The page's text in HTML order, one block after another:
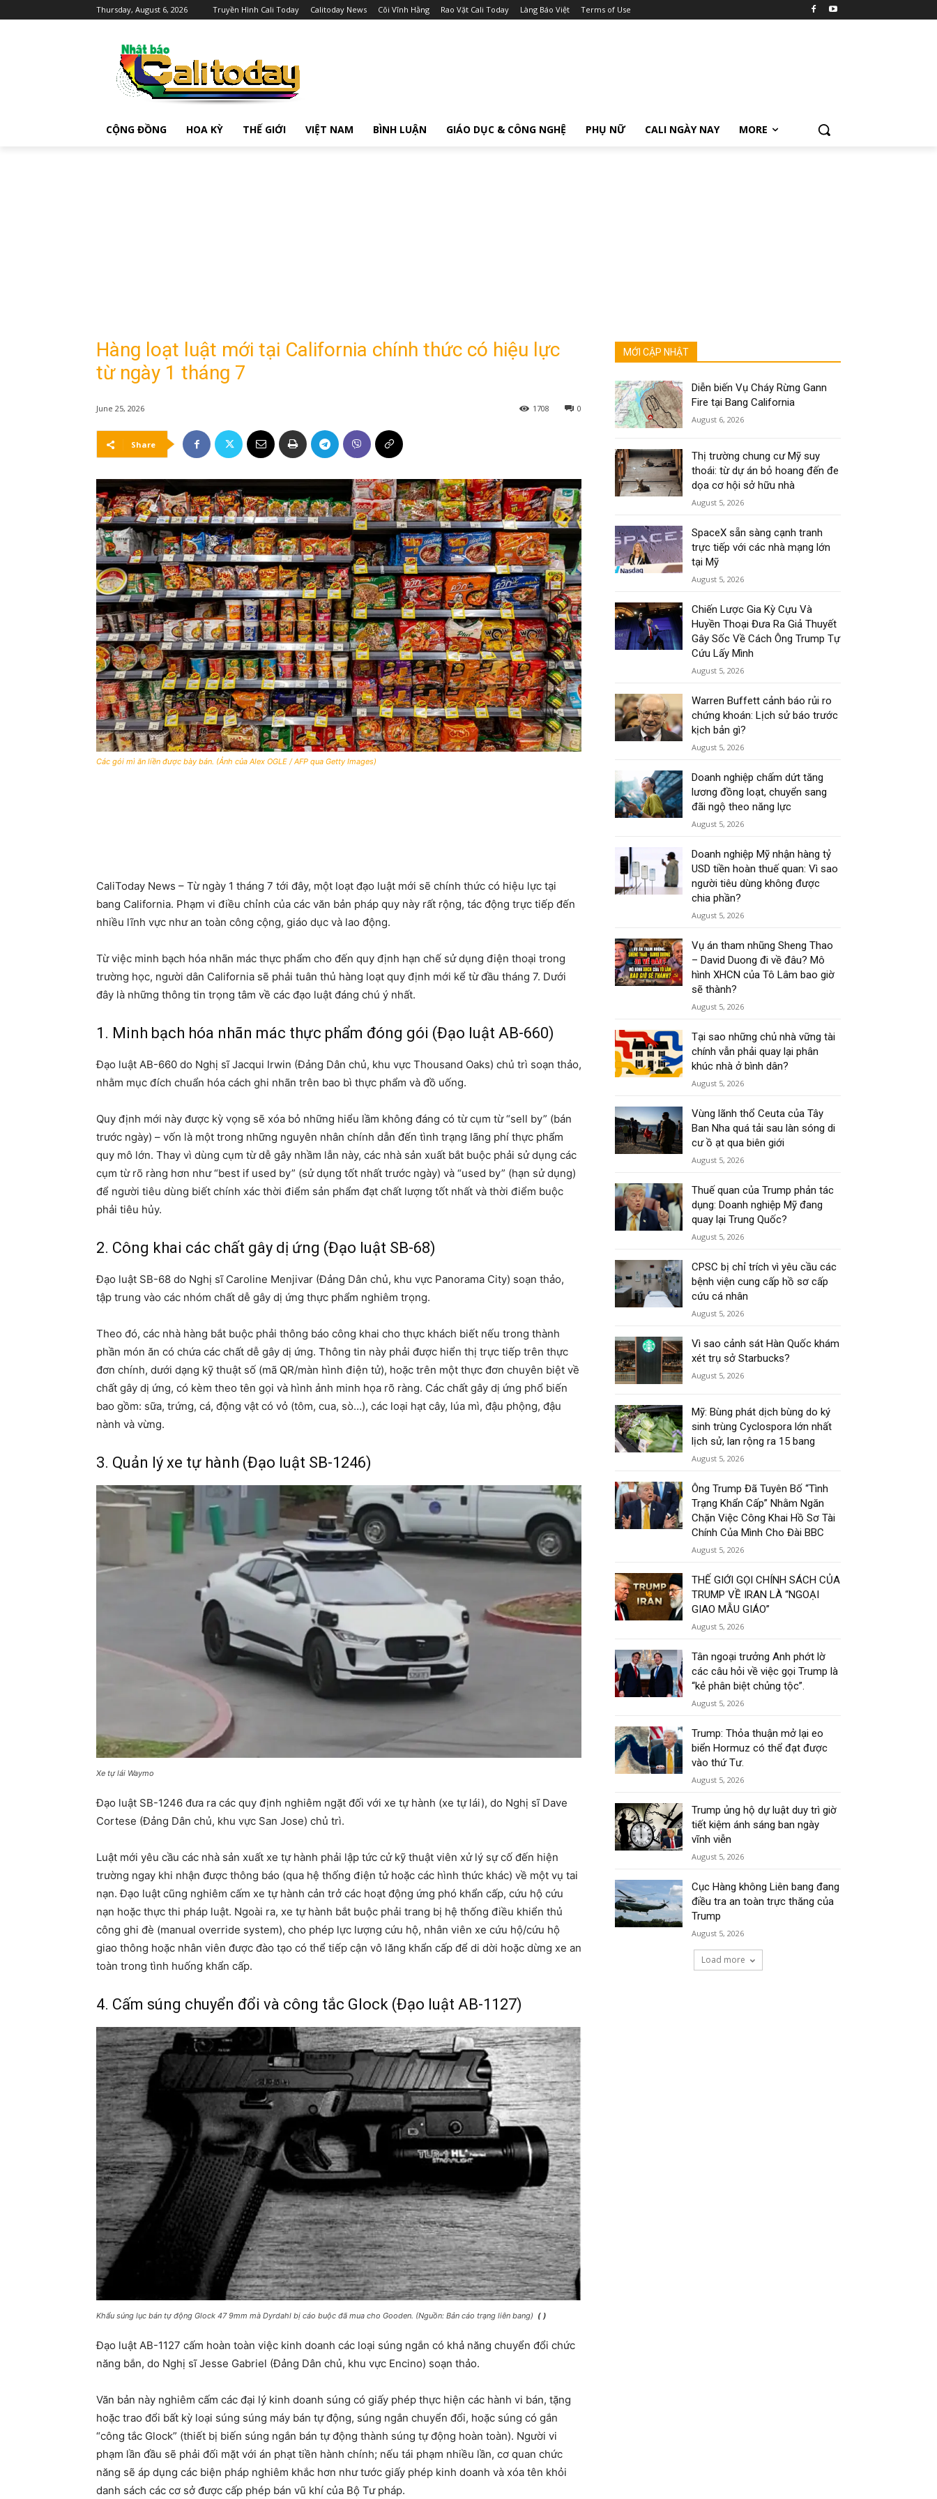
Thursday, August 6, 2026 Truyền Hình Cali Today Calitoday News Cõi Vĩnh Hằng Rao Vặt Cali Today Làng Báo Việt Terms of Use
CỘNG ĐỒNG HOA KỲ THẾ GIỚI VIỆT NAM BÌNH LUẬN GIÁO DỤC & CÔNG NGHỆ PHỤ NỮ CALI NGÀY NAY MORE
Hàng loạt luật mới tại California chính thức có hiệu lực
từ ngày 1 tháng 7
June 25, 2026 0
1708
Share
Các gói mì ăn liền được bày bán. (Ảnh của Alex OGLE / AFP qua Getty Images)
CaliToday News – Từ ngày 1 tháng 7 tới đây, một loạt đạo luật mới sẽ chính thức có hiệu lực tại
bang California. Phạm vi điều chỉnh của các văn bản pháp quy này rất rộng, tác động trực tiếp đến
nhiều lĩnh vực như an toàn công cộng, giáo dục và lao động.
Từ việc minh bạch hóa nhãn mác thực phẩm cho đến quy định hạn chế sử dụng điện thoại trong
trường học, người dân California sẽ phải tuân thủ hàng loạt quy định mới kể từ đầu tháng 7. Dưới
đây là những thông tin trọng tâm về các đạo luật đáng chú ý nhất.
1. Minh bạch hóa nhãn mác thực phẩm đóng gói (Đạo luật AB-660)
Đạo luật AB-660 do Nghị sĩ Jacqui Irwin (Đảng Dân chủ, khu vực Thousand Oaks) chủ trì soạn thảo,
nhằm mục đích chuẩn hóa cách ghi nhãn trên bao bì thực phẩm và đồ uống.
Quy định mới này được kỳ vọng sẽ xóa bỏ những hiểu lầm không đáng có từ cụm từ “sell by” (bán
trước ngày) – vốn là một trong những nguyên nhân chính dẫn đến tình trạng lãng phí thực phẩm
quy mô lớn. Thay vì dùng cụm từ dễ gây nhầm lẫn này, các nhà sản xuất bắt buộc phải sử dụng các
cụm từ rõ ràng hơn như “best if used by” (sử dụng tốt nhất trước ngày) và “used by” (hạn sử dụng)
để người tiêu dùng biết chính xác thời điểm sản phẩm đạt chất lượng tốt nhất và thời điểm buộc
phải tiêu hủy.
2. Công khai các chất gây dị ứng (Đạo luật SB-68)
Đạo luật SB-68 do Nghị sĩ Caroline Menjivar (Đảng Dân chủ, khu vực Panorama City) soạn thảo,
tập trung vào các nhóm chất dễ gây dị ứng thực phẩm nghiêm trọng.
Theo đó, các nhà hàng bắt buộc phải thông báo công khai cho thực khách biết nếu trong thành
phần món ăn có chứa các chất dễ gây dị ứng. Thông tin này phải được hiển thị trực tiếp trên thực
đơn chính, dưới dạng kỹ thuật số (mã QR/màn hình điện tử), hoặc trên một thực đơn chuyên biệt về
chất gây dị ứng, có kèm theo tên gọi và hình ảnh minh họa rõ ràng. Các chất gây dị ứng phổ biến
bao gồm: sữa, trứng, cá, động vật có vỏ (tôm, cua, sò…), các loại hạt cây, lúa mì, đậu phộng, đậu
nành và vừng.
3. Quản lý xe tự hành (Đạo luật SB-1246)
Xe tự lái Waymo
Đạo luật SB-1246 đưa ra các quy định nghiêm ngặt đối với xe tự hành (xe tự lái), do Nghị sĩ Dave
Cortese (Đảng Dân chủ, khu vực San Jose) chủ trì.
Luật mới yêu cầu các nhà sản xuất xe tự hành phải lập tức cử kỹ thuật viên xử lý sự cố đến hiện
trường ngay khi nhận được thông báo (qua hệ thống điện tử hoặc các hình thức khác) về một vụ tai
nạn. Đạo luật cũng nghiêm cấm xe tự hành cản trở các hoạt động ứng phó khẩn cấp, cứu hộ cứu
nạn hoặc thực thi pháp luật. Ngoài ra, xe tự hành bắt buộc phải trang bị hệ thống điều khiển thủ
công ghi đè (manual override system), cho phép lực lượng cứu hộ, nhân viên xe cứu hộ/cứu hộ
giao thông hoặc nhân viên được đào tạo có thể tiếp cận vô lăng khẩn cấp để di dời hoặc dừng xe an
toàn trong tình huống khẩn cấp.
4. Cấm súng chuyển đổi và công tắc Glock (Đạo luật AB-1127)
Khẩu súng lục bán tự động Glock 47 9mm mà Dyrdahl bị cáo buộc đã mua cho Gooden. (Nguồn: Bản cáo trạng liên bang) ( )
Đạo luật AB-1127 cấm hoàn toàn việc kinh doanh các loại súng ngắn có khả năng chuyển đổi chức
năng bắn, do Nghị sĩ Jesse Gabriel (Đảng Dân chủ, khu vực Encino) soạn thảo.
Văn bản này nghiêm cấm các đại lý kinh doanh súng có giấy phép thực hiện các hành vi bán, tặng
hoặc trao đổi bất kỳ loại súng súng máy bán tự động, súng ngắn chuyển đổi, hoặc súng có gắn
“công tắc Glock” (thiết bị biến súng ngắn bán tự động thành súng tự động hoàn toàn). Người vi
phạm lần đầu sẽ phải đối mặt với án phạt tiền hành chính; nếu tái phạm nhiều lần, cơ quan chức
năng sẽ áp dụng các biện pháp nghiêm khắc hơn như tước giấy phép kinh doanh và xóa tên khỏi
danh sách các cơ sở được cấp phép bán vũ khí của Bộ Tư pháp.
MỚI CẬP NHẬT
Diễn biến Vụ Cháy Rừng Gann
Fire tại Bang California
August 6, 2026
Thị trường chung cư Mỹ suy
thoái: từ dự án bỏ hoang đến đe
dọa cơ hội sở hữu nhà
August 5, 2026
SpaceX sẵn sàng cạnh tranh
trực tiếp với các nhà mạng lớn
tại Mỹ
August 5, 2026
Chiến Lược Gia Kỳ Cựu Và
Huyền Thoại Đưa Ra Giả Thuyết
Gây Sốc Về Cách Ông Trump Tự
Cứu Lấy Mình
August 5, 2026
Warren Buffett cảnh báo rủi ro
chứng khoán: Lịch sử báo trước
kịch bản gì?
August 5, 2026
Doanh nghiệp chấm dứt tăng
lương đồng loạt, chuyển sang
đãi ngộ theo năng lực
August 5, 2026
Doanh nghiệp Mỹ nhận hàng tỷ
USD tiền hoàn thuế quan: Vì sao
người tiêu dùng không được
chia phần?
August 5, 2026
Vụ án tham nhũng Sheng Thao
– David Duong đi về đâu? Mô
hình XHCN của Tô Lâm bao giờ
sẽ thành?
August 5, 2026
Tại sao những chủ nhà vững tài
chính vẫn phải quay lại phân
khúc nhà ở bình dân?
August 5, 2026
Vùng lãnh thổ Ceuta của Tây
Ban Nha quá tải sau làn sóng di
cư ồ ạt qua biên giới
August 5, 2026
Thuế quan của Trump phản tác
dụng: Doanh nghiệp Mỹ đang
quay lại Trung Quốc?
August 5, 2026
CPSC bị chỉ trích vì yêu cầu các
bệnh viện cung cấp hồ sơ cấp
cứu cá nhân
August 5, 2026
Vì sao cảnh sát Hàn Quốc khám
xét trụ sở Starbucks?
August 5, 2026
Mỹ: Bùng phát dịch bùng do ký
sinh trùng Cyclospora lớn nhất
lịch sử, lan rộng ra 15 bang
August 5, 2026
Ông Trump Đã Tuyên Bố “Tình
Trạng Khẩn Cấp” Nhằm Ngăn
Chặn Việc Công Khai Hồ Sơ Tài
Chính Của Mình Cho Đài BBC
August 5, 2026
THẾ GIỚI GỌI CHÍNH SÁCH CỦA
TRUMP VỀ IRAN LÀ “NGOẠI
GIAO MẪU GIÁO”
August 5, 2026
Tân ngoại trưởng Anh phớt lờ
các câu hỏi về việc gọi Trump là
“kẻ phân biệt chủng tộc”.
August 5, 2026
Trump: Thỏa thuận mở lại eo
biển Hormuz có thể đạt được
vào thứ Tư.
August 5, 2026
Trump ủng hộ dự luật duy trì giờ
tiết kiệm ánh sáng ban ngày
vĩnh viễn
August 5, 2026
Cục Hàng không Liên bang đang
điều tra an toàn trực thăng của
Trump
August 5, 2026
Load more